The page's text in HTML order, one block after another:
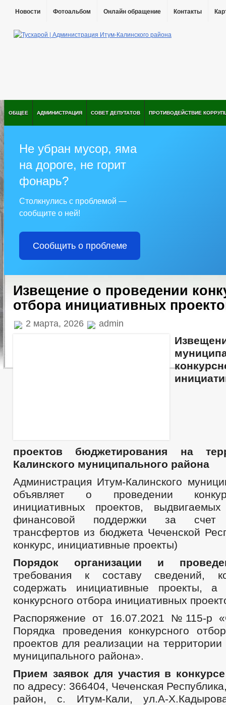
Новости Фотоальбом Онлайн обращение Контакты
ОБЩЕЕ АДМИНИСТРАЦИЯ СОВЕТ ДЕПУТАТОВ ПРОТИВОДЕЙСТВИЕ
Не убран мусор, яма
на дороге, не горит
фонарь?
Столкнулись с проблемой —
сообщите о ней!
Сообщить о проблеме
Извещение о проведении
отбора инициативных
2 марта, 2026 admin
проектов
бюджетирования на
Калинского муниципального района
Администрация Итум-Калинского
объявляет о проведении
инициативных проектов,
финансовой поддержки за счет
трансфертов из бюджета Чеченской
конкурс, инициативные проекты)
Порядок организации и
требования к составу сведений,
содержать инициативные проекты, а
конкурсного отбора инициативных
Распоряжение от 16.07.2021 №115-р
Порядка проведения конкурсного
проектов для реализации на территории
муниципального района».
Прием заявок для участия в конкурсе
по адресу: 366404, Чеченская
район, с. Итум-Кали, ул.А-